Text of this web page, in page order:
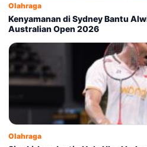
Olahraga
Kenyamanan di Sydney Bantu
Australian Open 2026
Olahraga